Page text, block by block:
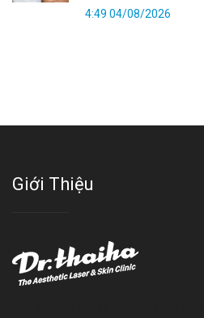
4:49 04/08/2026
Giới Thiệu